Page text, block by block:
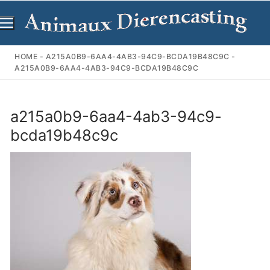
naar
inhoud
HOME - A215A0B9-6AA4-4AB3-94C9-BCDA19B48C9C -
A215A0B9-6AA4-4AB3-94C9-BCDA19B48C9C
a215a0b9-6aa4-4ab3-94c9-
bcda19b48c9c